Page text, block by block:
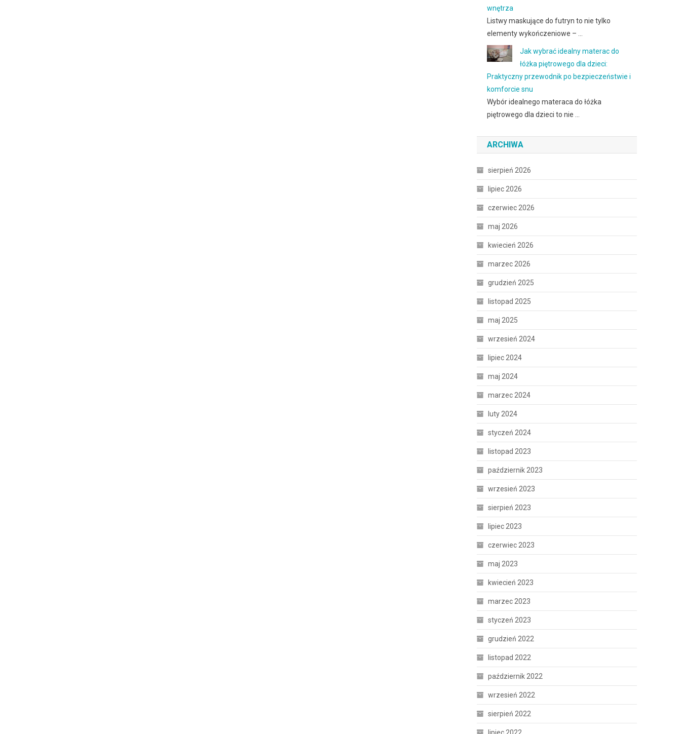
wnętrza
Listwy maskujące do futryn to nie tylko
elementy wykończeniowe – …
Jak wybrać idealny materac do
łóżka piętrowego dla dzieci:
Praktyczny przewodnik po bezpieczeństwie i
komforcie snu
Wybór idealnego materaca do łóżka
piętrowego dla dzieci to nie …
ARCHIWA
sierpień 2026
lipiec 2026
czerwiec 2026
maj 2026
kwiecień 2026
marzec 2026
grudzień 2025
listopad 2025
maj 2025
wrzesień 2024
lipiec 2024
maj 2024
marzec 2024
luty 2024
styczeń 2024
listopad 2023
październik 2023
wrzesień 2023
sierpień 2023
lipiec 2023
czerwiec 2023
maj 2023
kwiecień 2023
marzec 2023
styczeń 2023
grudzień 2022
listopad 2022
październik 2022
wrzesień 2022
sierpień 2022